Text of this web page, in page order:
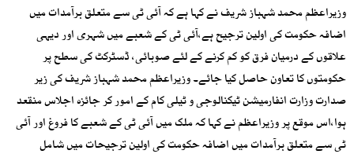
وزیراعظم محمد شہباز شریف نے کہا ہے کہ آئی ٹی سے متعلق برآمدات میں
اضافہ حکومت کی اولین ترجیح ہے،آئی ٹی کے شعبے میں شہری اور دیہی
علاقوں کے درمیان فرق کو کم کرنے کے لئے صوبائی، ڈسٹرکٹ کی سطح پر
حکومتوں کا تعاون حاصل کیا جائے۔ وزیراعظم محمد شہباز شریف کی زیر
صدارت وزارت انفارمیشن ٹیکنالوجی و ٹیلی کام کے امور کر جائزہ اجلاس منقعد
ہوا،اس موقع پر وزیراعظم نے کہا کہ ملک میں آئی ٹی کے شعبے کا فروغ اور آئی
ٹی سے متعلق برآمدات میں اضافہ حکومت کی اولین ترجیحات میں شامل